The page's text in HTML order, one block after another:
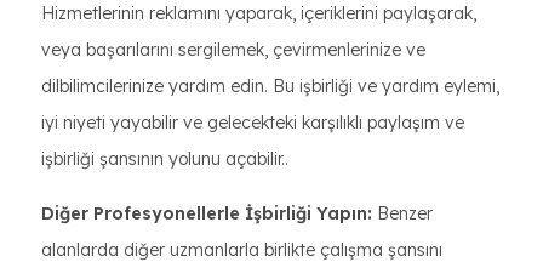
Hizmetlerinin reklamını yaparak, içeriklerini paylaşarak,
veya başarılarını sergilemek, çevirmenlerinize ve
dilbilimcilerinize yardım edin. Bu işbirliği ve yardım eylemi,
iyi niyeti yayabilir ve gelecekteki karşılıklı paylaşım ve
işbirliği şansının yolunu açabilir..
Diğer Profesyonellerle İşbirliği Yapın: Benzer
alanlarda diğer uzmanlarla birlikte çalışma şansını